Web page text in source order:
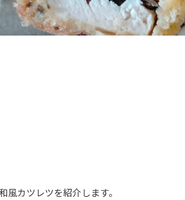
カツレツを紹介します。